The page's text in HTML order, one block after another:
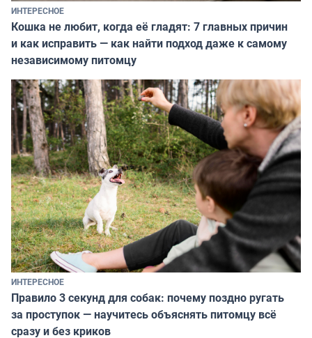
ИНТЕРЕСНОЕ
Кошка не любит, когда её гладят: 7 главных причин
и как исправить — как найти подход даже к самому
независимому питомцу
ИНТЕРЕСНОЕ
Правило 3 секунд для собак: почему поздно ругать
за проступок — научитесь объяснять питомцу всё
сразу и без криков